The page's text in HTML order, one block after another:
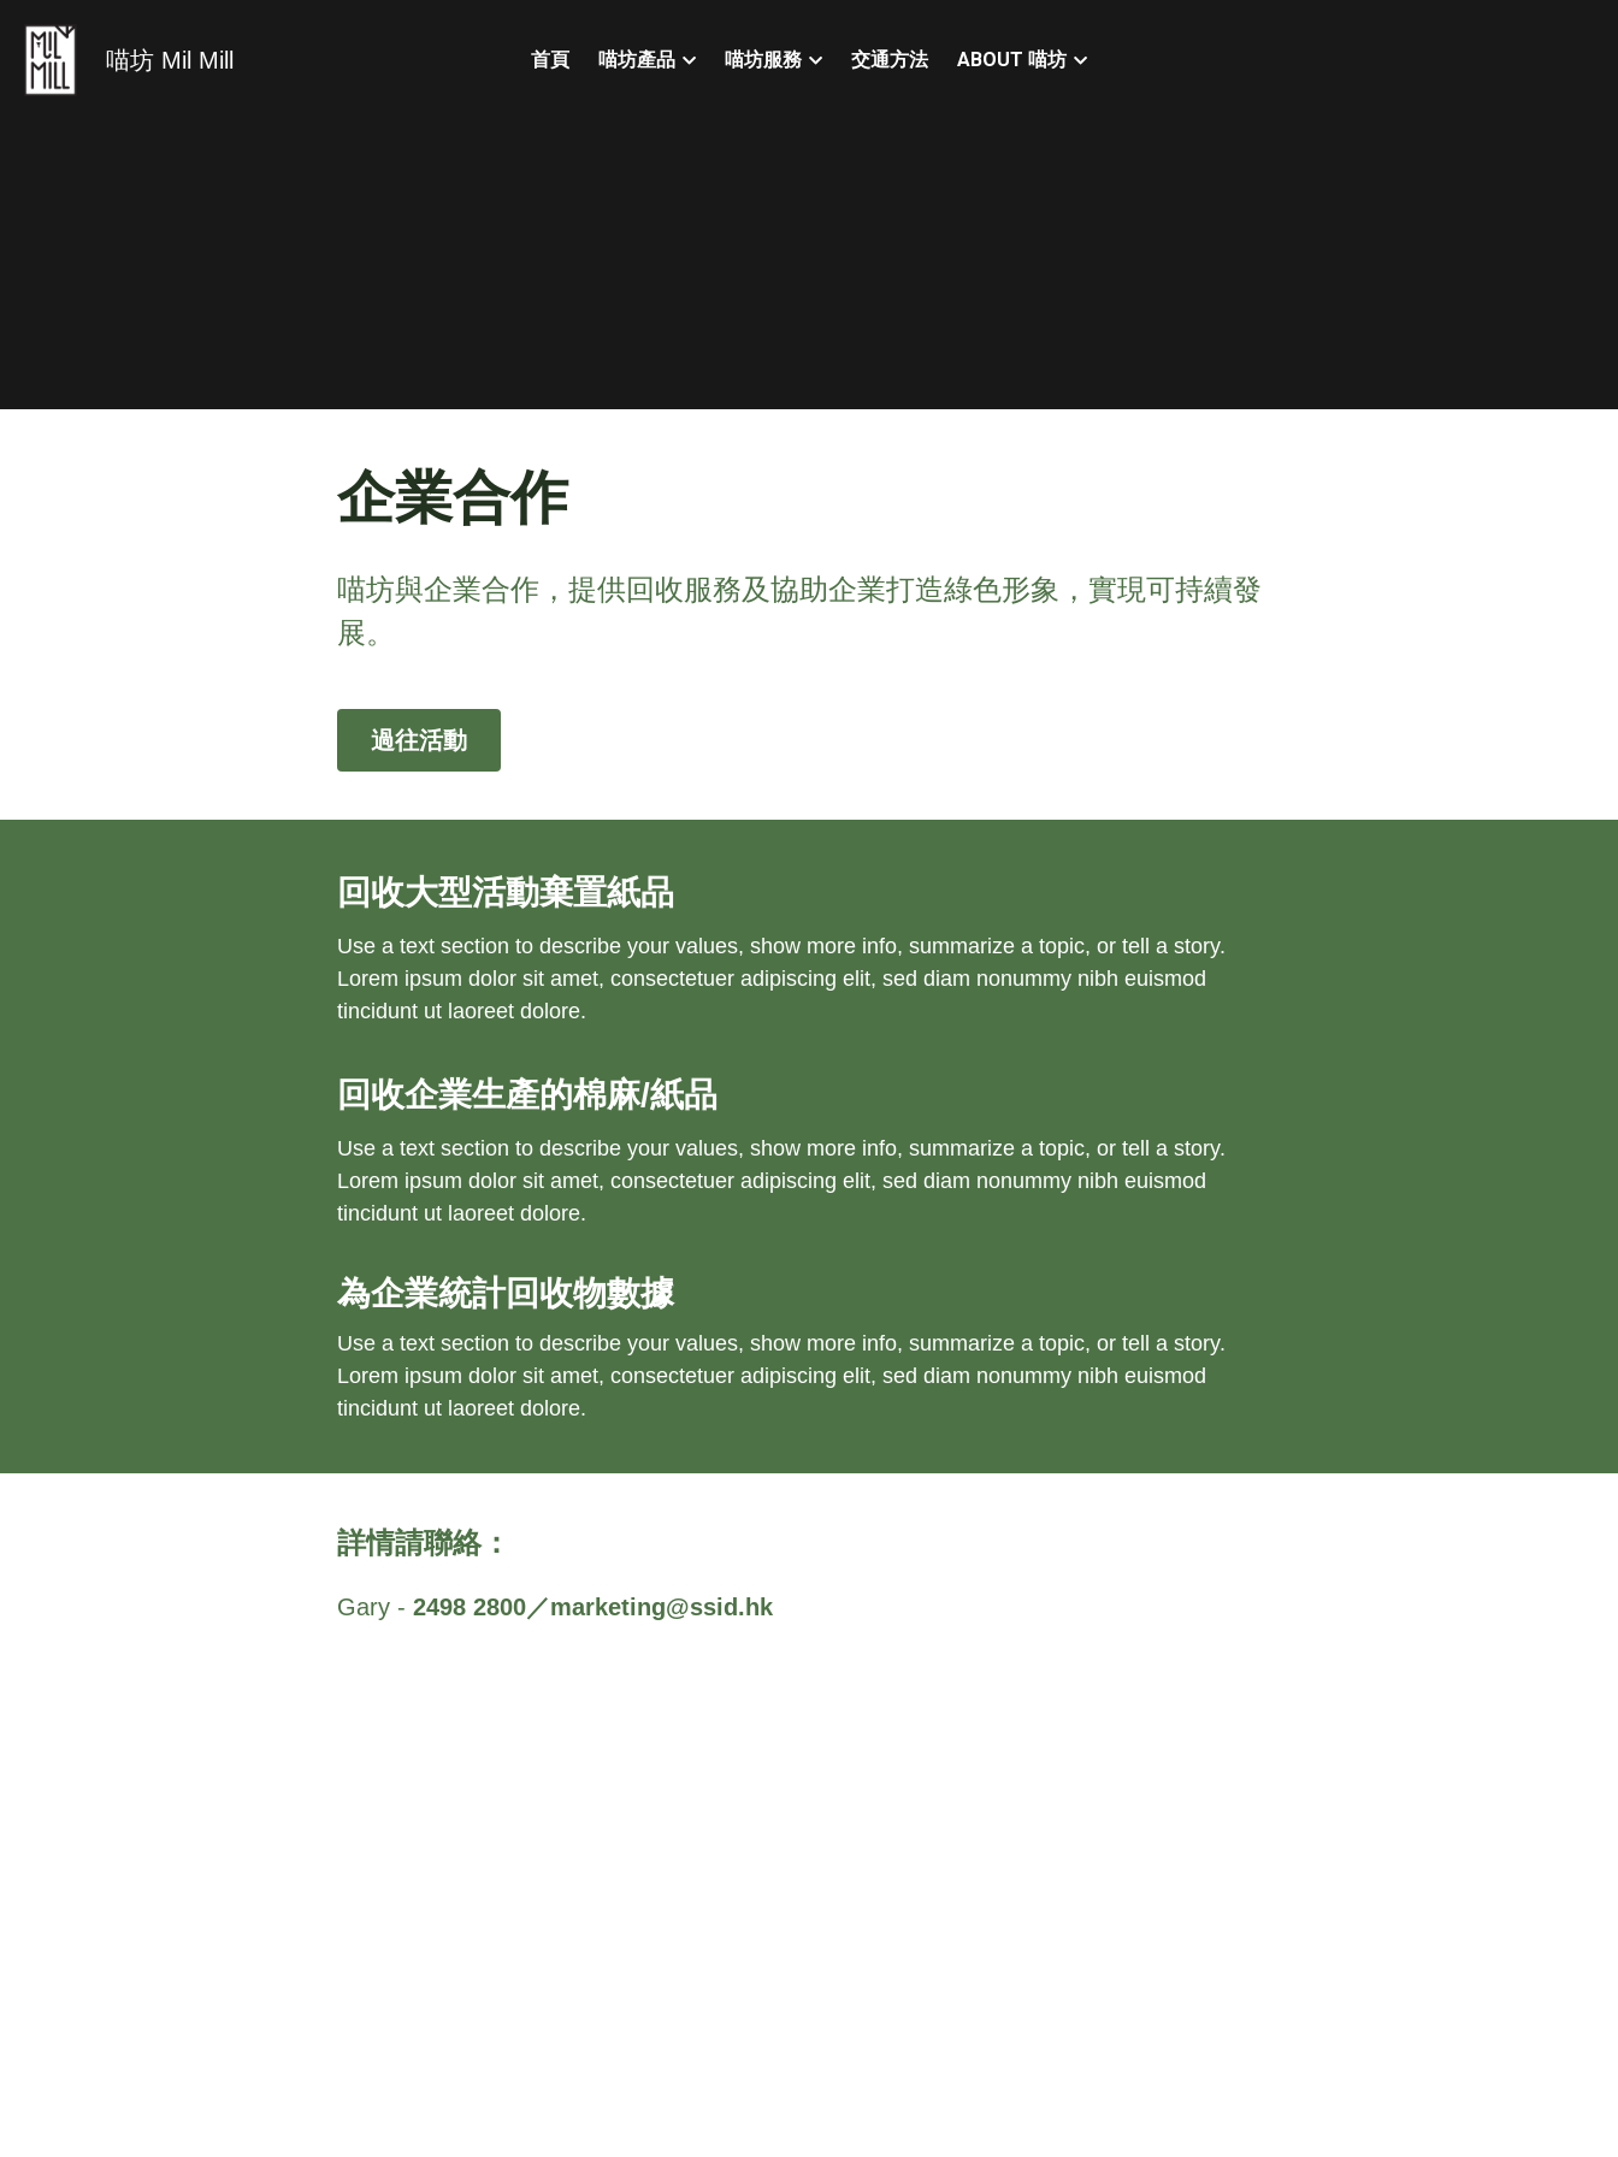
喵坊 Mil Mill 首頁 喵坊產品 喵坊服務 交通方法 ABOUT 喵坊
企業合作
喵坊與企業合作，提供回收服務及協助企業打造綠色形象，實現可持續發
展。
過往活動
回收大型活動棄置紙品
Use a text section to describe your values, show more info, summarize a topic, or tell a story.
Lorem ipsum dolor sit amet, consectetuer adipiscing elit, sed diam nonummy nibh euismod
tincidunt ut laoreet dolore.
回收企業生產的棉麻/紙品
Use a text section to describe your values, show more info, summarize a topic, or tell a story.
Lorem ipsum dolor sit amet, consectetuer adipiscing elit, sed diam nonummy nibh euismod
tincidunt ut laoreet dolore.
為企業統計回收物數據
Use a text section to describe your values, show more info, summarize a topic, or tell a story.
Lorem ipsum dolor sit amet, consectetuer adipiscing elit, sed diam nonummy nibh euismod
tincidunt ut laoreet dolore.
詳情請聯絡：
Gary - 2498 2800／marketing@ssid.hk